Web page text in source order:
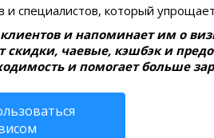
и специалистов, который
и напоминает им о
скидки, чаевые, кэшбэк и
и помогает больше